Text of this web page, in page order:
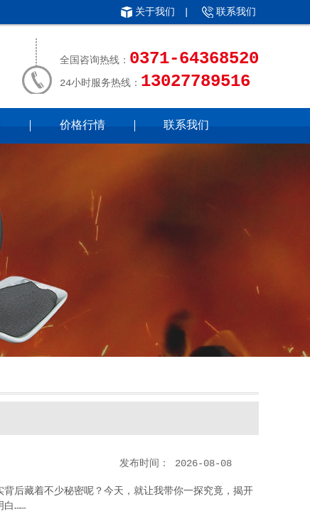
关于我们 联系我们
全国咨询热线： 0371-64368520
24小时服务热线： 13027789516
价格行情 联系我们
发布时间： 2026-08-08
后藏着不少秘密呢？今天，就让我带你一探究竟，揭开
白……